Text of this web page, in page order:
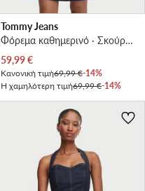
Tommy Jeans
Φόρεμα καθημερινό · Σκούρο μπλε · Mini
Τρέχουσα τιμή
59,99€
Κανονική τιμή69,99 €-14%
Η χαμηλότερη τιμή69,99 €-14%